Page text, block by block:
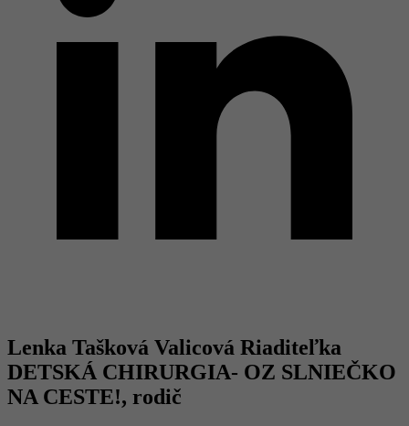
Lenka Tašková Valicová Riaditeľka
DETSKÁ CHIRURGIA- OZ SLNIEČKO
NA CESTE!, rodič